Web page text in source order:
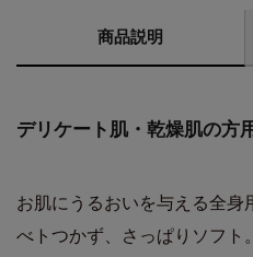
商品説明
デリケート肌・乾燥肌の方
お肌にうるおいを与える全身
べトつかず、さっぱりソフト